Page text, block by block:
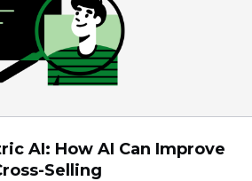
AI: How AI Can Improve
Selling